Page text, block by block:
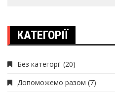
КАТЕГОРІЇ
Без категорії (20)
Допоможемо разом (7)